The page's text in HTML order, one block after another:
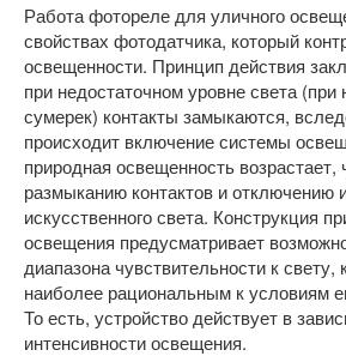
Работа фотореле для уличного
свойствах фотодатчика, который
освещенности. Принцип действия
при недостаточном уровне света (при
сумерек) контакты замыкаются,
происходит включение системы
природная освещенность возрастает,
размыканию контактов и отключению
искусственного света. Конструкция
освещения предусматривает
диапазона чувствительности к свету,
наиболее рациональным к условиям
То есть, устройство действует в
интенсивности освещения.